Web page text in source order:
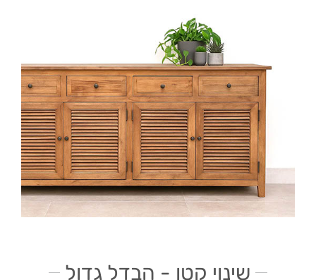
שינוי קטן - הבדל גדול